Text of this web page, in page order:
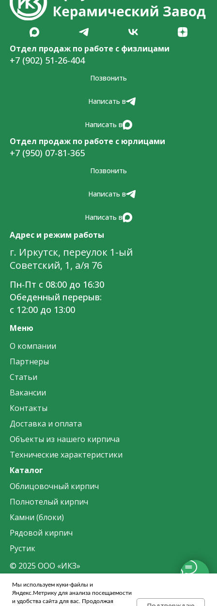
Отдел продаж по работе с физлицами
+7 (902) 51-26-404
Позвонить
Написать в
Написать в
Отдел продаж по работе с юрлицами
+7 (950) 07-81-365
Позвонить
Написать в
Написать в
Адрес и режим работы
г. Иркутск, переулок 1-ый
Советский, 1, а/я 76
Пн-Пт с 08:00 до 16:30
Обеденный перерыв:
с 12:00 до 13:00
Меню
О компании
Партнеры
Статьи
Вакансии
Контакты
Доставка и оплата
Объекты из нашего кирпича
Технические характеристики
Каталог
Облицовочный кирпич
Полнотелый кирпич
Камни (блоки)
Рядовой кирпич
Рустик
© 2025 ООО «ИКЗ»
Политика конфиденциальности данных
Мы используем куки-файлы и
Яндекс.Метрику для анализа посещаемости
и удобства сайта для вас. Продолжая